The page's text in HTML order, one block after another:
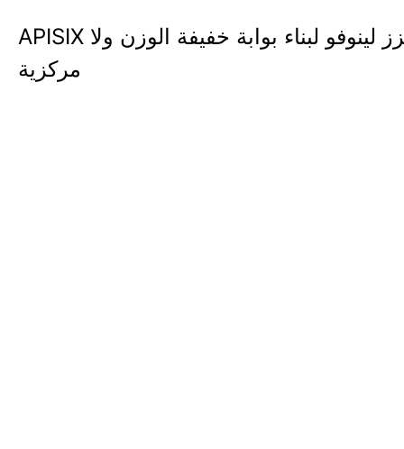
APISIX تعزز لينوفو لبناء بوابة خفيفة الوزن ولا
مركزية